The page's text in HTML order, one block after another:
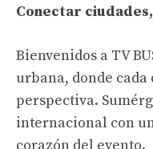
Conectar
Bienvenidos a TV
urbana, donde
perspectiva.
internacional con